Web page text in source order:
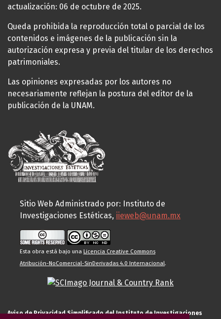
actualización: 06 de octubre de 2025.
Queda prohibida la reproducción total o parcial de los
contenidos e imágenes de la publicación sin la
autorización expresa y previa del titular de los derechos
patrimoniales.
Las opiniones expresadas por los autores no
necesariamente reflejan la postura del editor de la
publicación de la UNAM.
Sitio Web Administrado por: Instituto de
Investigaciones Estéticas, iieweb@unam.mx
Esta obra está bajo una Licencia Creative Commons
Atribución-NoComercial-SinDerivadas 4.0 Internacional.
Aviso de Privacidad Simplificado del Instituto de Investigaciones